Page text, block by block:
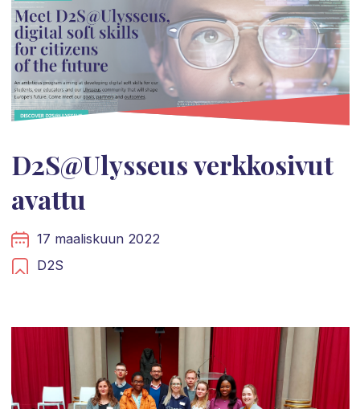
D2S@Ulysseus verkkosivut
avattu
17 maaliskuun 2022
D2S